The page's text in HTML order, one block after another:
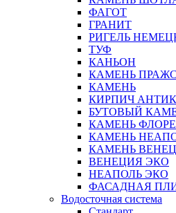
ФАГОТ
ГРАНИТ
РИГЕЛЬ
ТУФ
КАНЬОН
КАМЕНЬ
КАМЕНЬ
КИРПИЧ АНТИК
БУТОВЫЙ
КАМЕНЬ
КАМЕНЬ
КАМЕНЬ
ВЕНЕЦИЯ ЭКО
НЕАПОЛЬ ЭКО
ФАСАДНАЯ
Водосточная система